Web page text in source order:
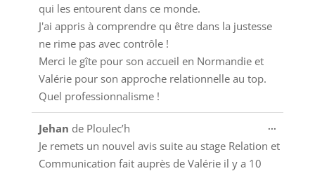
qui les entourent dans ce monde.
J'ai appris à comprendre qu être dans la justesse
ne rime pas avec contrôle !
Merci le gîte pour son accueil en Normandie et
Valérie pour son approche relationnelle au top.
Quel professionnalisme !
Jehan de Ploulec’h
Je remets un nouvel avis suite au stage Relation et
Communication fait auprès de Valérie il y a 10
...
boîte